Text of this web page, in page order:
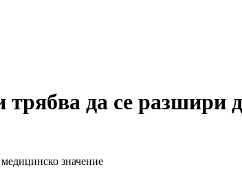
да се разшири
значение